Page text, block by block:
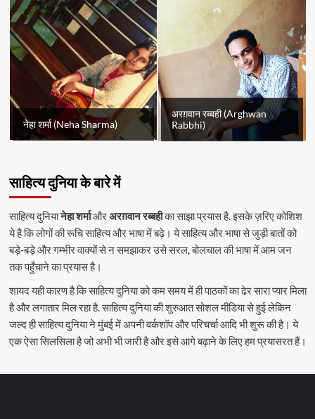
नेहा शर्मा (Neha Sharma)
अरग़वान रब्बही (Arghwan
Rabbhi)
साहित्य दुनिया के बारे में
साहित्य दुनियानेहा शर्माऔरअरग़वान रब्बहीका साझा प्रयास है. इसके ज़रिए कोशिश
ये है कि लोगों की रूचि साहित्य और भाषा में बढ़े। ये साहित्य और भाषा से जुड़ी बातों को
बड़े-बड़े और गम्भीर वाक्यों से न समझाकर उसे सरल, बोलचाल की भाषा में आम जन
तक पहुँचाने का प्रयास है।
शायद यही कारण है कि साहित्य दुनिया को कम समय में ही पाठकों का ढेर सारा प्यार मिला
है और लगातार मिल रहा है. साहित्य दुनिया की शुरुआत सोशल मीडिया से हुई लेकिन
जल्द ही साहित्य दुनिया ने मुंबई में अपनी वर्कशॉप और परिचर्चा आदि भी शुरू की है। ये
एक ऐसा सिलसिला है जो अभी भी जारी है और इसे आगे बढ़ाने के लिए हम प्रयासरत हैं।